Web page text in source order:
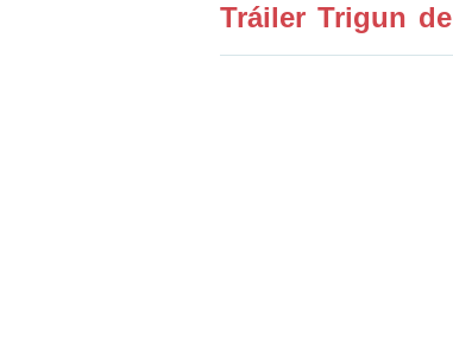
Tráiler Trigun